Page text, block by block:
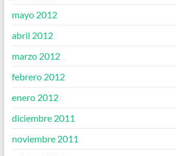
mayo 2012
abril 2012
marzo 2012
febrero 2012
enero 2012
diciembre 2011
noviembre 2011